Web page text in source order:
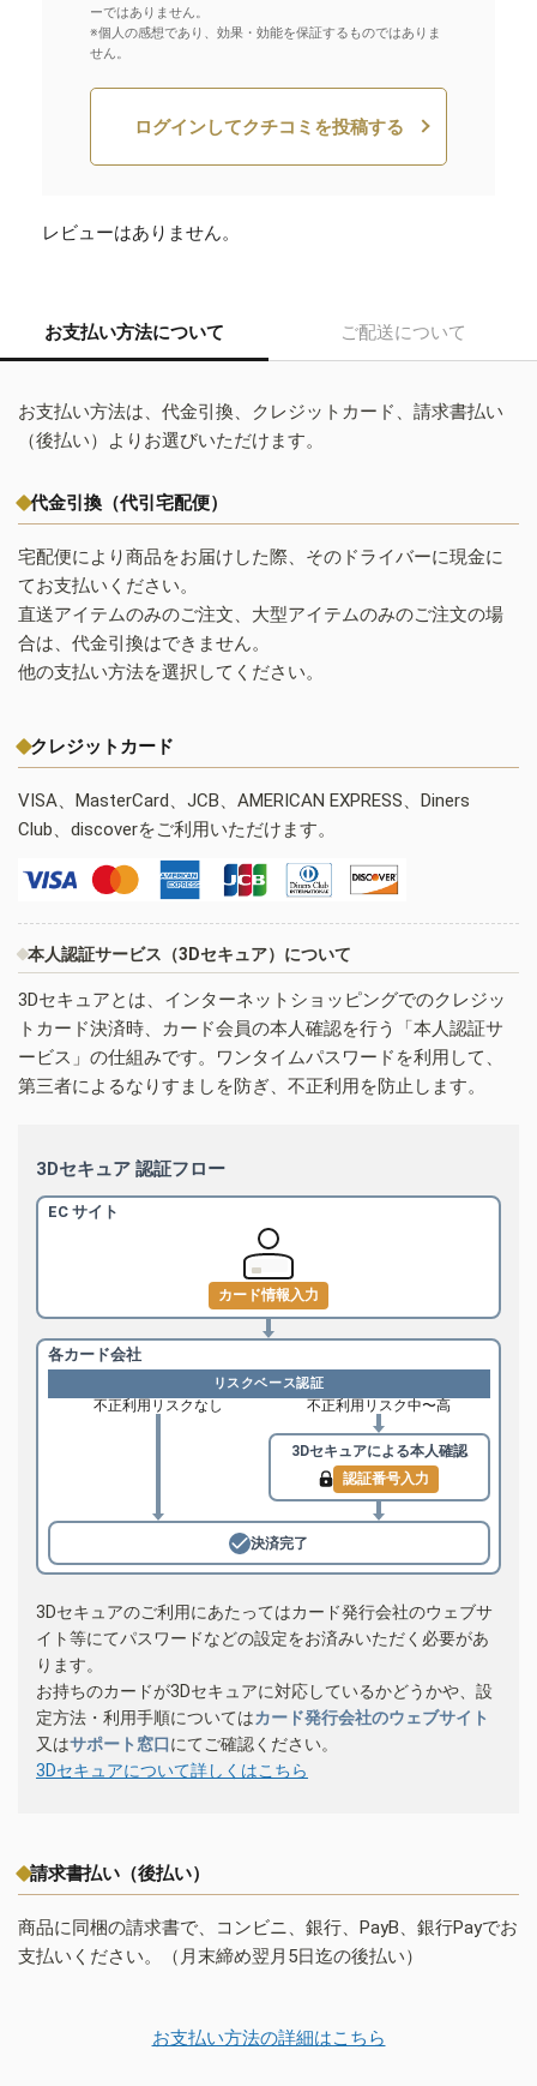
ーではありません。
※個人の感想であり、効果・効能を保証するものではありま
せん。
ログインしてクチコミを投稿する
レビューはありません。
お支払い方法について ご配送について
お支払い方法は、代金引換、クレジットカード、請求書払い
（後払い）よりお選びいただけます。
代金引換（代引宅配便）
宅配便により商品をお届けした際、そのドライバーに現金に
てお支払いください。
直送アイテムのみのご注文、大型アイテムのみのご注文の場
合は、代金引換はできません。
他の支払い方法を選択してください。
クレジットカード
VISA、MasterCard、JCB、AMERICAN EXPRESS、Diners
Club、discoverをご利用いただけます。
本人認証サービス（3Dセキュア）について
3Dセキュアとは、インターネットショッピングでのクレジッ
トカード決済時、カード会員の本人確認を行う「本人認証サ
ービス」の仕組みです。ワンタイムパスワードを利用して、
第三者によるなりすましを防ぎ、不正利用を防止します。
3Dセキュア 認証フロー
EC サイト
カード情報入力
各カード会社
リスクベース認証
不正利用リスクなし 不正利用リスク中〜高
3Dセキュアによる本人確認
認証番号入力
決済完了
3Dセキュアのご利用にあたってはカード発行会社のウェブサ
イト等にてパスワードなどの設定をお済みいただく必要があ
ります。
お持ちのカードが3Dセキュアに対応しているかどうかや、設
定方法・利用手順についてはカード発行会社のウェブサイト
又はサポート窓口にてご確認ください。
3Dセキュアについて詳しくはこちら
請求書払い（後払い）
商品に同梱の請求書で、コンビニ、銀行、PayB、銀行Payでお
支払いください。（月末締め翌月5日迄の後払い）
お支払い方法の詳細はこちら